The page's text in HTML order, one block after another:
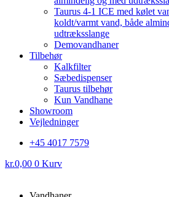
Taurus 4-1 ICE med kølet
koldt/varmt vand, både
udtræksslange
Demovandhaner
Tilbehør
Kalkfilter
Sæbedispenser
Taurus tilbehør
Kun Vandhane
Showroom
Vejledninger
+45 4017 7579
kr.0,00 0 Kurv